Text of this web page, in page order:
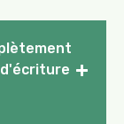
d'écriture +